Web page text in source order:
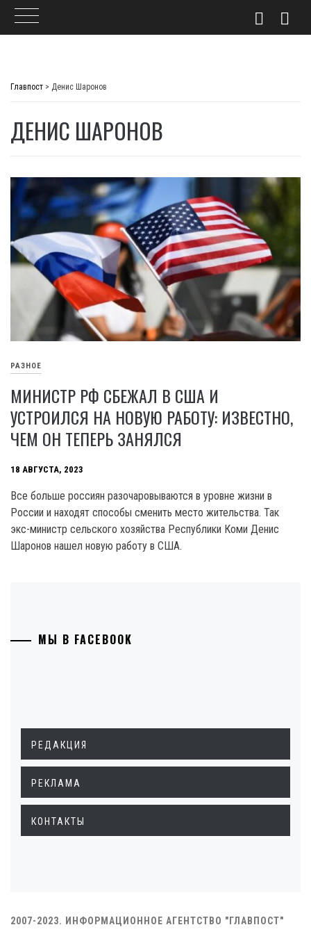
Главпост > Денис Шаронов
ДЕНИС ШАРОНОВ
РАЗНОЕ
МИНИСТР РФ СБЕЖАЛ В США И
УСТРОИЛСЯ НА НОВУЮ РАБОТУ: ИЗВЕСТНО,
ЧЕМ ОН ТЕПЕРЬ ЗАНЯЛСЯ
18 АВГУСТА, 2023
Все больше россиян разочаровываются в уровне жизни в
России и находят способы сменить место жительства. Так
экс-министр сельского хозяйства Республики Коми Денис
Шаронов нашел новую работу в США.
МЫ В FACEBOOK
РЕДАКЦИЯ
РЕКЛАМА
КОНТАКТЫ
2007-2023. ИНФОРМАЦИОННОЕ АГЕНТСТВО "ГЛАВПОСТ"